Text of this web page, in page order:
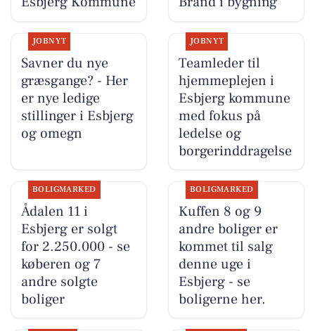
JOBNYT
Savner du nye
græsgange? - Her
er nye ledige
stillinger i Esbjerg
og omegn
JOBNYT
Teamleder til
hjemmeplejen i
Esbjerg kommune
med fokus på
ledelse og
borgerinddragelse
BOLIGMARKED
Ådalen 11 i
Esbjerg er solgt
for 2.250.000 - se
køberen og 7
andre solgte
boliger
BOLIGMARKED
Kuffen 8 og 9
andre boliger er
kommet til salg
denne uge i
Esbjerg - se
boligerne her.